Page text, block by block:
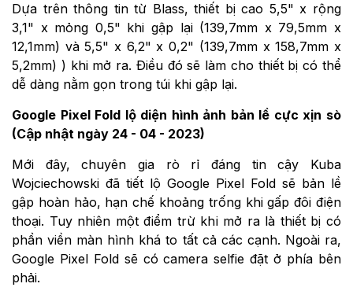
Dựa trên thông tin từ Blass, thiết bị cao 5,5" x rộng
3,1" x mỏng 0,5" khi gập lại (139,7mm x 79,5mm x
12,1mm) và 5,5" x 6,2" x 0,2" (139,7mm x 158,7mm x
5,2mm) ) khi mở ra. Điều đó sẽ làm cho thiết bị có thể
dễ dàng nằm gọn trong túi khi gập lại.
Google Pixel Fold lộ diện hình ảnh bản lề cực xịn sò
(Cập nhật ngày 24 - 04 - 2023)
Mới đây, chuyên gia rò rỉ đáng tin cậy Kuba
Wojciechowski đã tiết lộ Google Pixel Fold sẽ bản lề
gập hoàn hảo, hạn chế khoảng trống khi gấp đôi điện
thoại. Tuy nhiên một điểm trừ khi mở ra là thiết bị có
phần viền màn hình khá to tất cả các cạnh. Ngoài ra,
Google Pixel Fold sẽ có camera selfie đặt ở phía bên
phải.